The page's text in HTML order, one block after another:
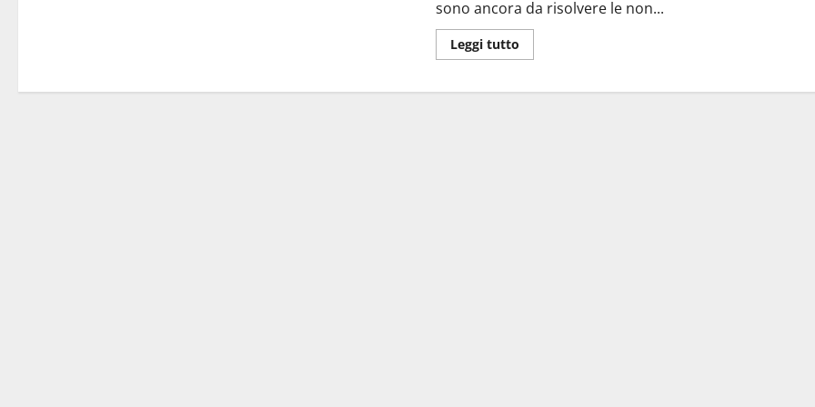
sono ancora da risolvere le non...
Leggi tutto